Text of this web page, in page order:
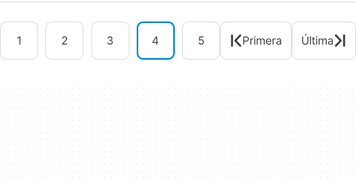
1 2 3 4 5 Primera Última